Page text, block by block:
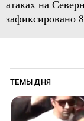
атаках на
зафиксировано
ТЕМЫ ДНЯ